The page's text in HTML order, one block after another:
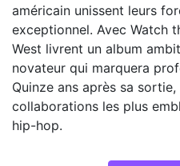
américain unissent leurs
exceptionnel. Avec Watch
West livrent un album
novateur qui marquera
Quinze ans après sa
collaborations les plus
hip-hop.